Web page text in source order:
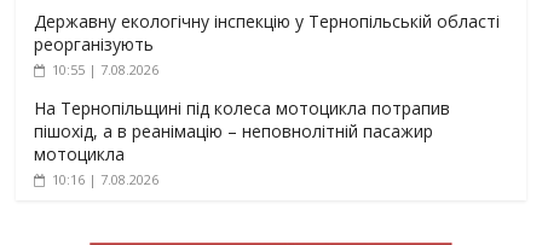
Державну екологічну інспекцію у Тернопільській області
реорганізують
10:55 | 7.08.2026
На Тернопільщині під колеса мотоцикла потрапив
пішохід, а в реанімацію – неповнолітній пасажир
мотоцикла
10:16 | 7.08.2026